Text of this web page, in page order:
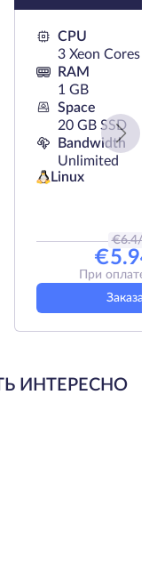
CPU
3 Xeon Cores
RAM
1 GB
Space
20 GB SSD
Bandwidth
Unlimited
Linux
€6.4/
€
При оплате
ИНТЕРЕСНО